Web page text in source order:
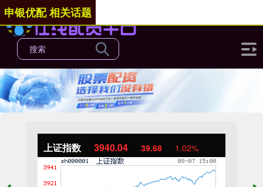
上证指数 3940.04 39.68 1.02%
申银优配 相关话题